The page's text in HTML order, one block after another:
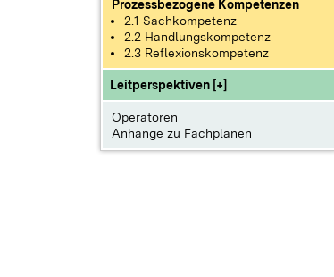
Prozessbezogene Kompetenzen
2.1 Sachkompetenz
2.2 Handlungskompetenz
2.3 Reflexionskompetenz
Leitperspektiven [+]
Operatoren
Anhänge zu Fachplänen